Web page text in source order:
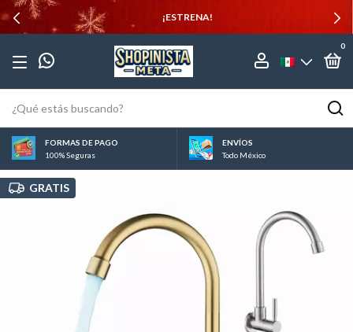
¡ESTRENA!
0
FORMAS DE PAGO
100% Seguras
ENVÍOS
Todo México
GRATIS